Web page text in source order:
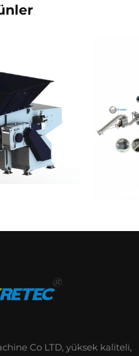
Co LTD, yüksek kaliteli,